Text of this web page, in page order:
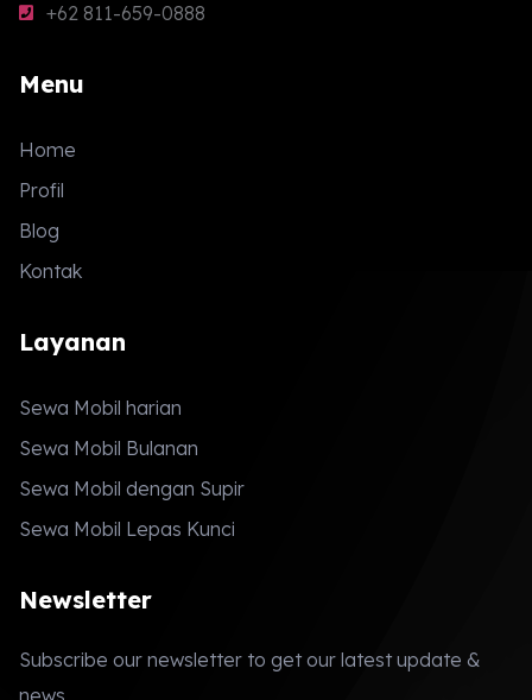
+62 811-659-0888
Menu
Home
Profil
Blog
Kontak
Layanan
Sewa Mobil harian
Sewa Mobil Bulanan
Sewa Mobil dengan Supir
Sewa Mobil Lepas Kunci
Newsletter
Subscribe our newsletter to get our latest update &